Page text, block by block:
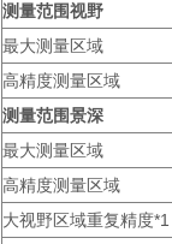
测量范围视野
最大测量区域
高精度测量区域
测量范围景深
最大测量区域
高精度测量区域
大视野区域重复精度*1